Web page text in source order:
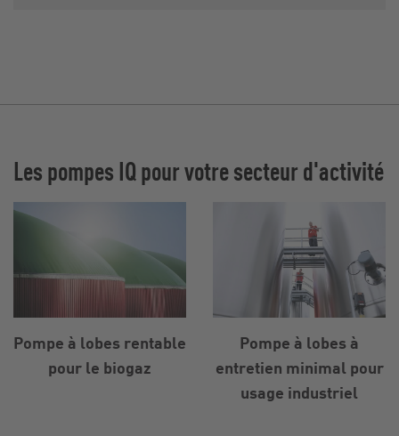
Les pompes IQ pour votre secteur d'activité
Pompe à lobes rentable
pour le biogaz
Pompe à lobes à
entretien minimal pour
usage industriel